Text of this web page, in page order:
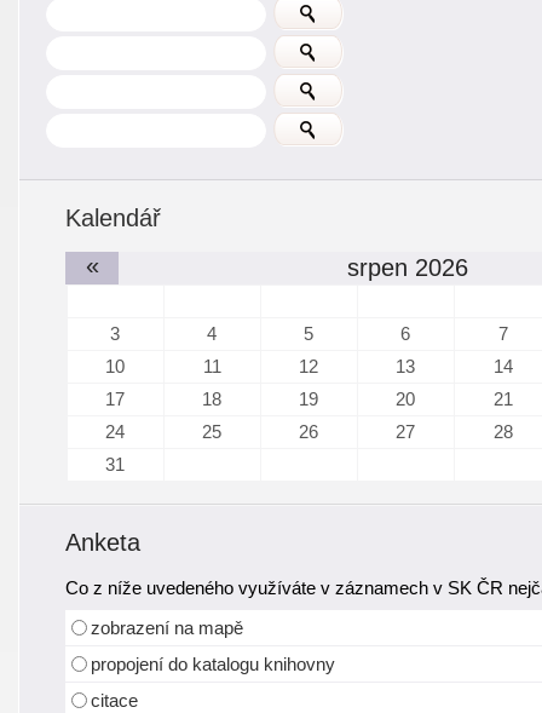
Kalendář
«
srpen 2026
3 4 5 6
7
10
11 12 13
14
17
18 19 20
21
24
25 26 27
28
31
Anketa
Co z níže uvedeného využíváte v záznamech v SK ČR
zobrazení na mapě
propojení do katalogu knihovny
citace